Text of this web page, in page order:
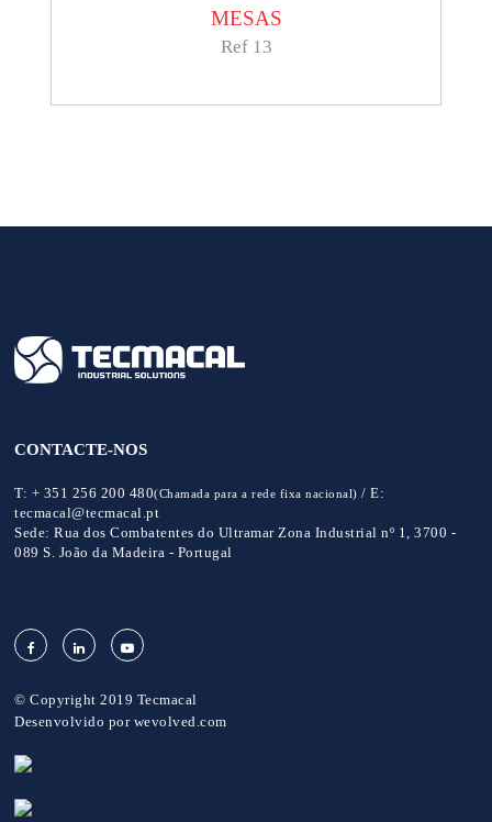
MESAS
Ref 13
CONTACTE-NOS
T: + 351 256 200 480(Chamada para a rede fixa nacional) /E:
tecmacal@tecmacal.pt
Sede: Rua dos Combatentes do Ultramar Zona Industrial nº 1, 3700 -
089 S. João da Madeira - Portugal
© Copyright 2019 Tecmacal
Desenvolvido por wevolved.com